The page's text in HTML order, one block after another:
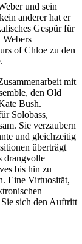
und sein
anderer hat er
Gespür für
Webers
of Chloe zu den
mit
den Old
Bush.
Solobass,
Sie verzaubern
und gleichzeitig
überträgt
drangvolle
bis hin zu
Eine Virtuosität,
sich den Auftritt